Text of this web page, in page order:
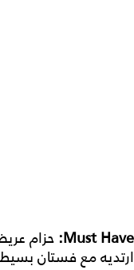
Must Have: حزام
ارتديه مع فستان